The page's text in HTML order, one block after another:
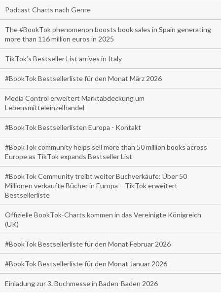
Podcast Charts nach Genre
The #BookTok phenomenon boosts book sales in Spain generating
more than 116 million euros in 2025
TikTok’s Bestseller List arrives in Italy
#BookTok Bestsellerliste für den Monat März 2026
Media Control erweitert Marktabdeckung um
Lebensmitteleinzelhandel
#BookTok Bestsellerlisten Europa - Kontakt
#BookTok community helps sell more than 50 million books across
Europe as TikTok expands Bestseller List
#BookTok Community treibt weiter Buchverkäufe: Über 50
Millionen verkaufte Bücher in Europa – TikTok erweitert
Bestsellerliste
Offizielle BookTok-Charts kommen in das Vereinigte Königreich
(UK)
#BookTok Bestsellerliste für den Monat Februar 2026
#BookTok Bestsellerliste für den Monat Januar 2026
Einladung zur 3. Buchmesse in Baden-Baden 2026